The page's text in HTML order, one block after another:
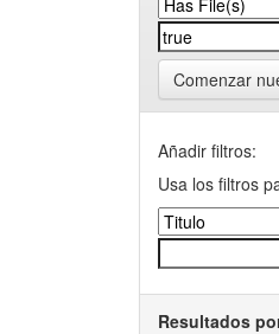
Comenzar
Añadir filtros:
Usa los filtros
Resultados